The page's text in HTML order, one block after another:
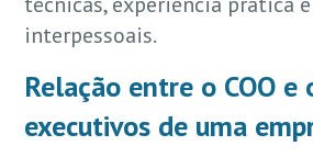
interpessoais.
Relação entre o COO e
executivos de uma